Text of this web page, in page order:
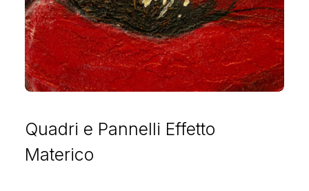
Quadri e Pannelli Effetto
Materico